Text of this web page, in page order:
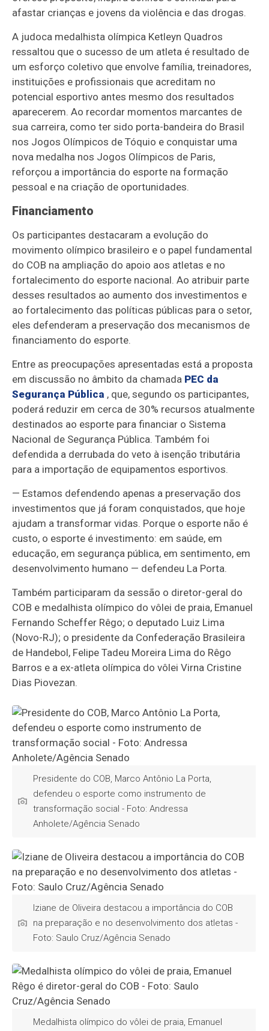
afastar crianças e jovens da violência e das drogas.
A judoca medalhista olímpica Ketleyn Quadros
ressaltou que o sucesso de um atleta é resultado de
um esforço coletivo que envolve família, treinadores,
instituições e profissionais que acreditam no
potencial esportivo antes mesmo dos resultados
aparecerem. Ao recordar momentos marcantes de
sua carreira, como ter sido porta-bandeira do Brasil
nos Jogos Olímpicos de Tóquio e conquistar uma
nova medalha nos Jogos Olímpicos de Paris,
reforçou a importância do esporte na formação
pessoal e na criação de oportunidades.
Financiamento
Os participantes destacaram a evolução do
movimento olímpico brasileiro e o papel fundamental
do COB na ampliação do apoio aos atletas e no
fortalecimento do esporte nacional. Ao atribuir parte
desses resultados ao aumento dos investimentos e
ao fortalecimento das políticas públicas para o setor,
eles defenderam a preservação dos mecanismos de
financiamento do esporte.
Entre as preocupações apresentadas está a proposta
em discussão no âmbito da chamada PEC da
Segurança Pública , que, segundo os participantes,
poderá reduzir em cerca de 30% recursos atualmente
destinados ao esporte para financiar o Sistema
Nacional de Segurança Pública. Também foi
defendida a derrubada do veto à isenção tributária
para a importação de equipamentos esportivos.
— Estamos defendendo apenas a preservação dos
investimentos que já foram conquistados, que hoje
ajudam a transformar vidas. Porque o esporte não é
custo, o esporte é investimento: em saúde, em
educação, em segurança pública, em sentimento, em
desenvolvimento humano — defendeu La Porta.
Também participaram da sessão o diretor-geral do
COB e medalhista olímpico do vôlei de praia, Emanuel
Fernando Scheffer Rêgo; o deputado Luiz Lima
(Novo-RJ); o presidente da Confederação Brasileira
de Handebol, Felipe Tadeu Moreira Lima do Rêgo
Barros e a ex-atleta olímpica do vôlei Virna Cristine
Dias Piovezan.
Presidente do COB, Marco Antônio La Porta,
defendeu o esporte como instrumento de
transformação social - Foto: Andressa
Anholete/Agência Senado
Iziane de Oliveira destacou a importância do COB
na preparação e no desenvolvimento dos atletas -
Foto: Saulo Cruz/Agência Senado
Medalhista olímpico do vôlei de praia, Emanuel